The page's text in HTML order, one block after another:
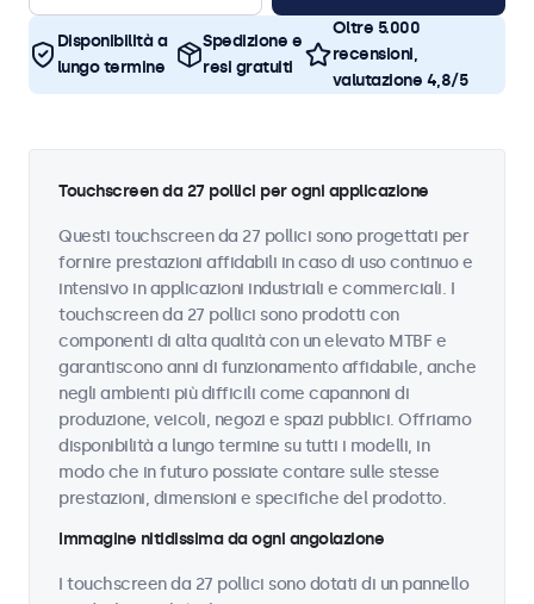
Disponibilità a
lungo termine
Spedizione e
resi gratuiti
Oltre 5.000
recensioni,
valutazione 4,8/5
Touchscreen da 27 pollici per ogni applicazione
Questi touchscreen da 27 pollici sono progettati per
fornire prestazioni affidabili in caso di uso continuo e
intensivo in applicazioni industriali e commerciali. I
touchscreen da 27 pollici sono prodotti con
componenti di alta qualità con un elevato MTBF e
garantiscono anni di funzionamento affidabile, anche
negli ambienti più difficili come capannoni di
produzione, veicoli, negozi e spazi pubblici. Offriamo
disponibilità a lungo termine su tutti i modelli, in
modo che in futuro possiate contare sulle stesse
prestazioni, dimensioni e specifiche del prodotto.
Immagine nitidissima da ogni angolazione
I touchscreen da 27 pollici sono dotati di un pannello